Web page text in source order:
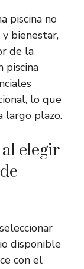
piscina no
bienestar,
de la
piscina
lo que
largo plazo.
elegir
disponible
con el